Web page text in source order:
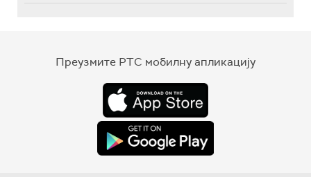
Преузмите РТС мобилну апликацију